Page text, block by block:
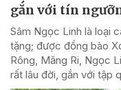
gắn với tín
Sâm Ngọc Linh là loại
tặng; được đồng bào
Rông, Măng Ri, Ngọc
rất lâu đời, gắn với tập